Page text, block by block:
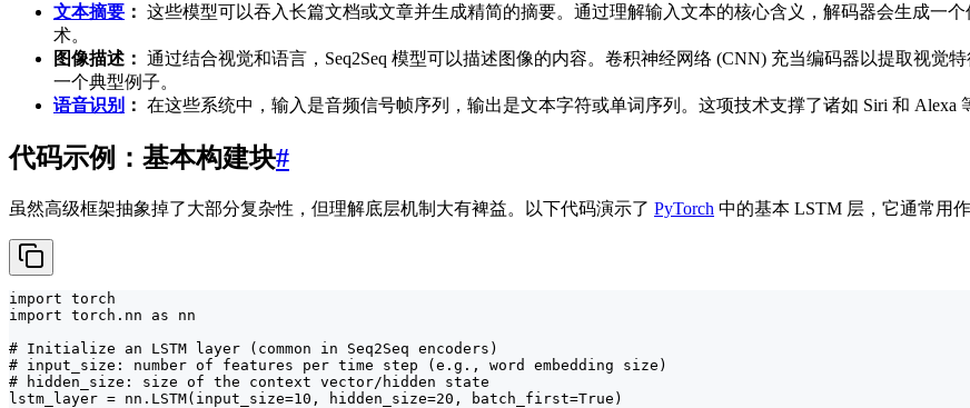
文本摘要 ： 这些模型可以吞入长篇文档或文章并生成精简的摘要。通过理解输入文本的核心含义，解码器会生成一
术。
图像描述： 通过结合视觉和语言，Seq2Seq 模型可以描述图像的内容。卷积神经网络 (CNN) 充当编码器以提取视觉
一个典型例子。
语音识别 ： 在这些系统中，输入是音频信号帧序列，输出是文本字符或单词序列。这项技术支撑了诸如 Siri 和 Alexa
代码示例：基本构建块#
虽然高级框架抽象掉了大部分复杂性，但理解底层机制大有裨益。以下代码演示了 PyTorch 中的基本 LSTM 层，它通常用
import torch
import torch.nn as nn
# Initialize an LSTM layer (common in Seq2Seq encoders)
# input_size: number of features per time step (e.g., word embedding size)
# hidden_size: size of the context vector/hidden state
lstm_layer = nn.LSTM(input_size=10, hidden_size=20, batch_first=True)